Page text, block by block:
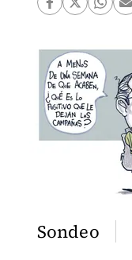
Sondeo